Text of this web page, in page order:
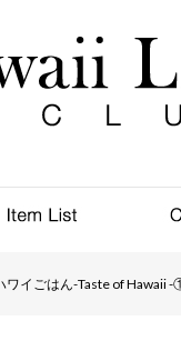
ワイごはん-Taste of